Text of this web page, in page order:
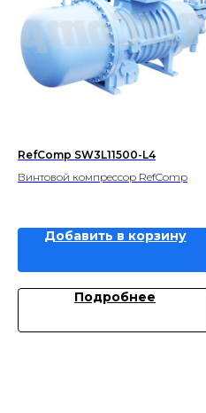
RefComp SW3L11500-L4
Винтовой компрессор RefComp
Добавить в корзину
Подробнее